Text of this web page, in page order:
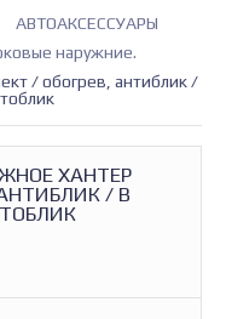
АВТОАКСЕССУАРЫ
наружние.
/ обогрев, антиблик /
ХАНТЕР
/ В